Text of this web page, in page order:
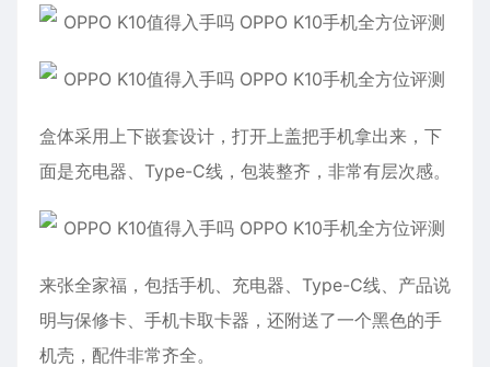
盒体采用上下嵌套设计，打开上盖把手机拿出来，下
面是充电器、Type-C线，包装整齐，非常有层次感。
来张全家福，包括手机、充电器、Type-C线、产品说
明与保修卡、手机卡取卡器，还附送了一个黑色的手
机壳，配件非常齐全。